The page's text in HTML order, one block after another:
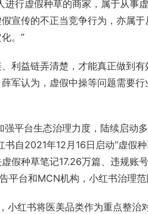
进行虚假种草的商家，属于从事
宣传的不正当竞争行为，亦属
。”
利益链弄清楚，才能真正做到
军认为，虚假中操等问题需要行
平台生态治理力度，陆续启动
自2021年12月16日启动“虚假
假种草笔记17.26万篇、违规账
平台和MCN机构，小红书治理范
小红书将医美品类作为重点整治